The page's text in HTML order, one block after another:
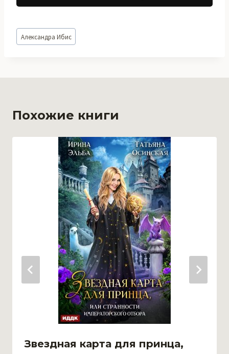
Метки
записи:
Александра Ибис
Похожие книги
Звездная карта для принца,